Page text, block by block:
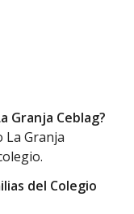
Granja Ceblag?
La Granja
del Colegio